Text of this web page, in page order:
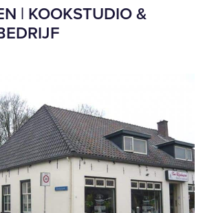
| KOOKSTUDIO &